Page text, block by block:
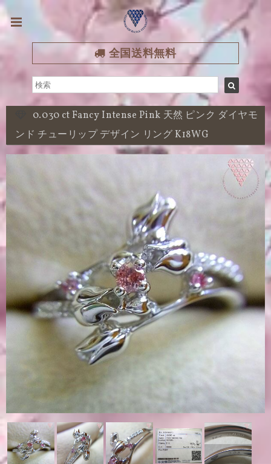
全国送料無料
0.030 ct Fancy Intense Pink 天然 ピンク ダイヤモ
ンド チューリップ デザイン リング K18WG